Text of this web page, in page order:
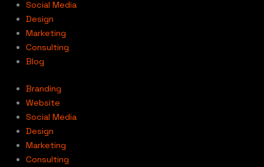
Social Media
Design
Marketing
Consulting
Blog
Branding
Website
Social Media
Design
Marketing
Consulting